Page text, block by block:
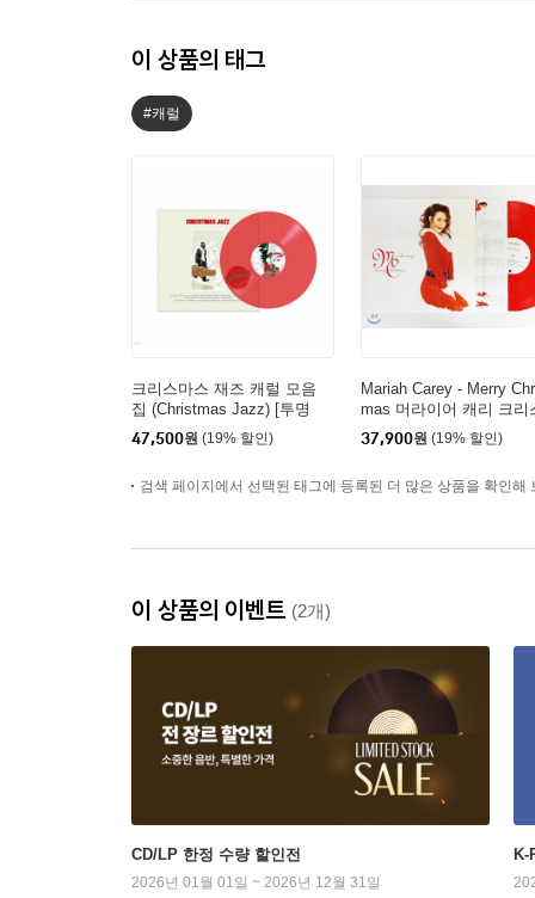
이 상품의 태그
#캐럴
크리스마스 재즈 캐럴 모음
집 (Christmas Jazz) [투명
레드 컬러 LP]
47,500원 (19% 할인)
Mariah Carey - Merry
mas 머라이어 캐리 크리
마스 앨범 [레드 컬러 LP]
37,900원 (19% 할인)
검색 페이지에서 선택된 태그에 등록된 더 많은 상품을 확인해
이 상품의 이벤트 (2개)
CD/LP 한정 수량 할인전
2026년 01월 01일 ~ 2026년 12월 31일
K-